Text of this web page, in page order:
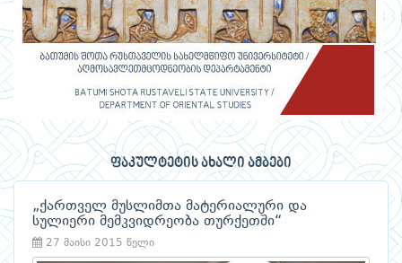
ფაკულტეტის ახალი ამბები
„ქართველ მუსლიმთა მატერიალური და
სულიერი მემკვიდრეობა თურქეთში“
27 მაისი 2015 წელი